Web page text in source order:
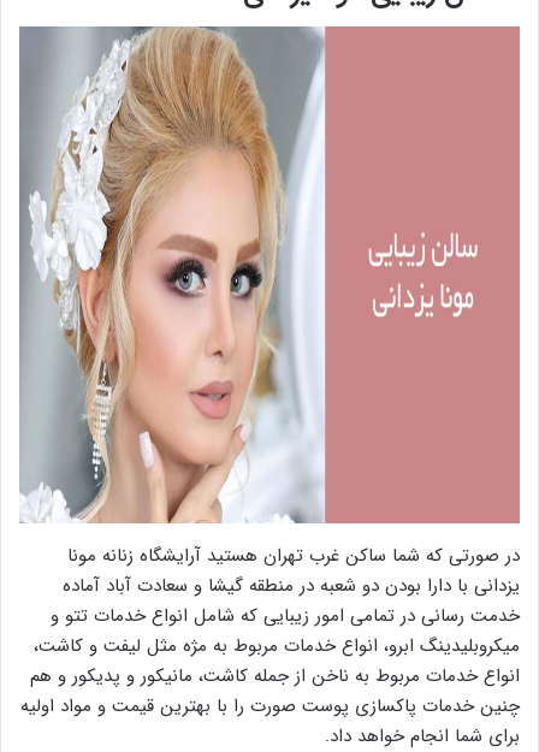
در صورتی که شما ساکن غرب تهران هستید آرایشگاه زنانه مونا
یزدانی با دارا بودن دو شعبه در منطقه گیشا و سعادت آباد آماده
خدمت رسانی در تمامی امور زیبایی که شامل انواع خدمات تتو و
میکروبلیدینگ ابرو، انواع خدمات مربوط به مژه مثل لیفت و کاشت،
انواع خدمات مربوط به ناخن از جمله کاشت، مانیکور و پدیکور و هم
چنین خدمات پاکسازی پوست صورت را با بهترین قیمت و مواد اولیه
برای شما انجام خواهد داد.